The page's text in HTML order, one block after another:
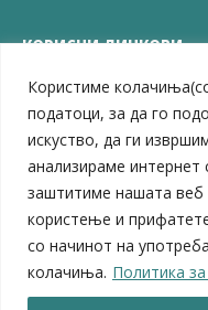
Користиме
податоци, за да го
искуство, да ги
анализираме интернет
заштитиме нашата
користење и
со начинот на
колачиња. Политика
КОРИСНИ ЛИНКОВИ
ЗЕЛС – Заедница на
Центар за развој на
Јавно комунално
ЈПССО „Парк – спорт и
ЛБ „Гоце Делчев“
ЛУ „Народен Музеј“
Влада на Република
Собрание на Република
Министерство за